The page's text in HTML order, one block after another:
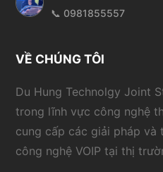
📞 0981855557
VỀ CHÚNG TÔI
Du Hung Technolgy Joint
trong lĩnh vực công nghệ
cung cấp các giải pháp và
công nghệ VOIP tại thị